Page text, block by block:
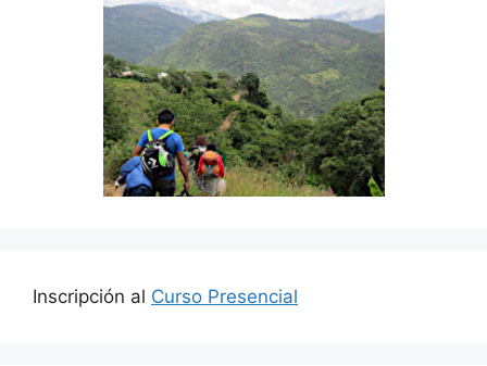
Inscripción al Curso Presencial